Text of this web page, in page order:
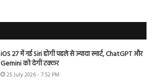
iOS 27 में नई Siri होगी पहले से ज्यादा स्मार्ट, ChatGPT और
Gemini को देगी टक्कर
25 July 2026 - 7:52 PM